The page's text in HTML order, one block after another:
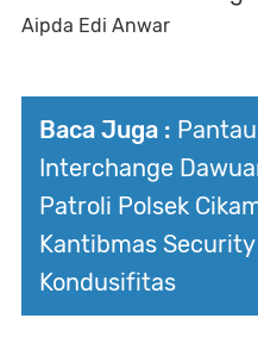
Aipda Edi Anwar
Baca Juga :
Interchange
Patroli Polsek
Kantibmas
Kondusifitas